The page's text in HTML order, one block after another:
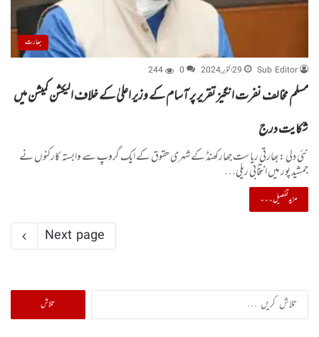
بھارت
Sub Editor
29 اکتوبر, 2024 0
244
مسلم مخالف نفرت انگیز تقریر پر آسام کے وزیر اعلیٰ کے خلاف الیکشن کمیشن میں
شکایت درج
نئی دلی :بھارتی ریاست جھارکھنڈ کے شہری حقوق کے ایک گروپ سے وابستہ کارکنوں نے
جمشید پور میں انتخابی ریلی…
مزید تفصیل۔۔۔
Next page
تلاش
کریں